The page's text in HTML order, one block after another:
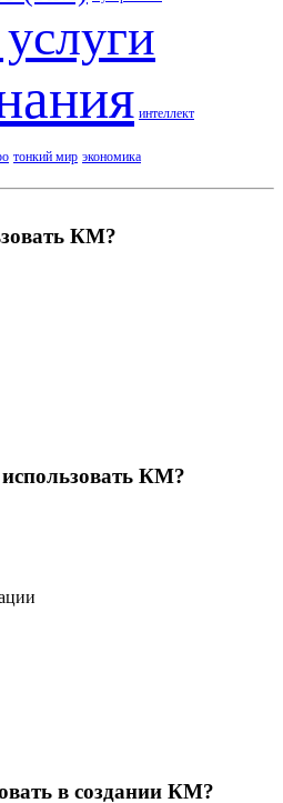
интеллект
тонкий мир экономика
КМ?
КМ?
в создании КМ?